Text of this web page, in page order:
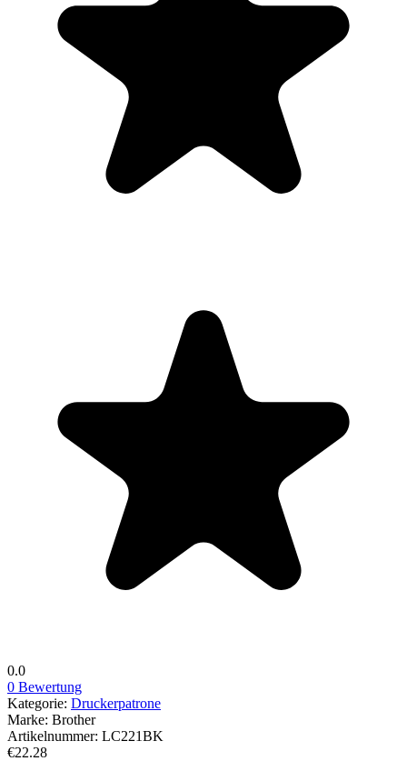
0.0
0 Bewertung
Kategorie: Druckerpatrone
Marke: Brother
Artikelnummer: LC221BK
€22.28